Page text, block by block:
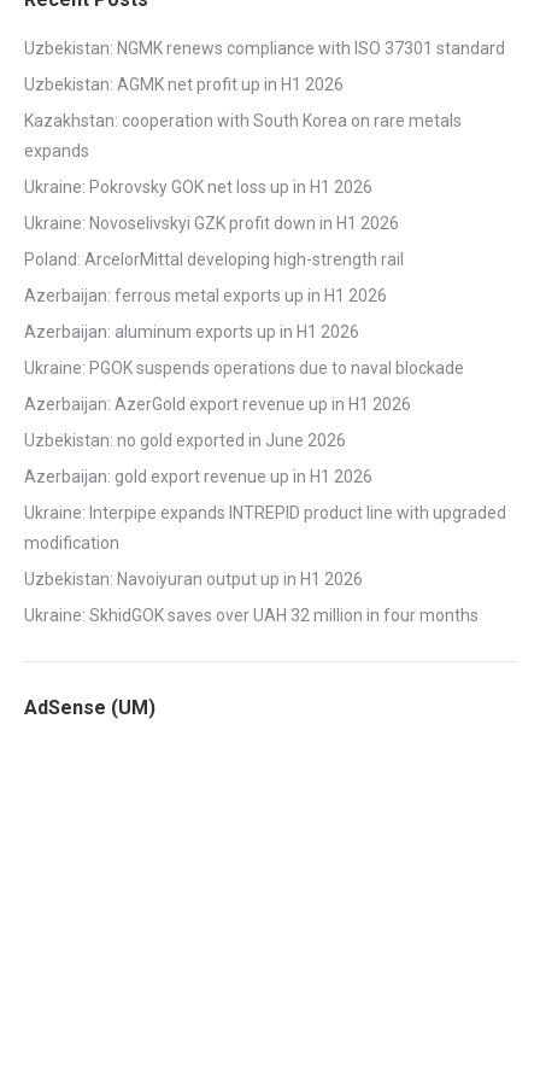
Uzbekistan: NGMK renews compliance with ISO 37301 standard
Uzbekistan: AGMK net profit up in H1 2026
Kazakhstan: cooperation with South Korea on rare metals
expands
Ukraine: Pokrovsky GOK net loss up in H1 2026
Ukraine: Novoselivskyi GZK profit down in H1 2026
Poland: ArcelorMittal developing high-strength rail
Azerbaijan: ferrous metal exports up in H1 2026
Azerbaijan: aluminum exports up in H1 2026
Ukraine: PGOK suspends operations due to naval blockade
Azerbaijan: AzerGold export revenue up in H1 2026
Uzbekistan: no gold exported in June 2026
Azerbaijan: gold export revenue up in H1 2026
Ukraine: Interpipe expands INTREPID product line with upgraded
modification
Uzbekistan: Navoiyuran output up in H1 2026
Ukraine: SkhidGOK saves over UAH 32 million in four months
AdSense (UM)